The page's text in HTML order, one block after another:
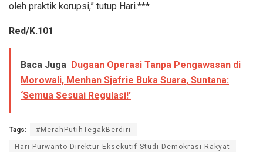
oleh praktik korupsi,” tutup Hari.***
Red/K.101
Baca Juga Dugaan Operasi Tanpa Pengawasan di
Morowali, Menhan Sjafrie Buka Suara, Suntana:
‘Semua Sesuai Regulasi!’
Tags: #MerahPutihTegakBerdiri
Hari Purwanto Direktur Eksekutif Studi Demokrasi Rakyat